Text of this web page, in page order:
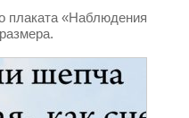
плаката «Наблюдения